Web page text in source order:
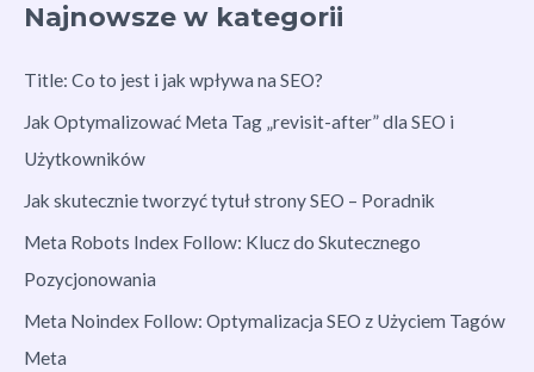
Najnowsze w kategorii
Title: Co to jest i jak wpływa na SEO?
Jak Optymalizować Meta Tag „revisit-after” dla SEO i
Użytkowników
Jak skutecznie tworzyć tytuł strony SEO – Poradnik
Meta Robots Index Follow: Klucz do Skutecznego
Pozycjonowania
Meta Noindex Follow: Optymalizacja SEO z Użyciem Tagów
Meta